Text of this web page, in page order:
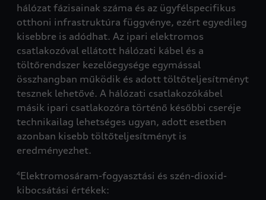
hálózat fázisainak száma és az ügyfélspecifikus
otthoni infrastruktúra függvénye, ezért egyedileg
kisebbre is adódhat. Az ipari elektromos
csatlakozóval ellátott hálózati kábel és a
töltőrendszer kezelőegysége egymással
összhangban működik és adott töltőteljesítményt
tesznek lehetővé. A hálózati csatlakozókábel
másik ipari csatlakozóra történő későbbi cseréje
technikailag lehetséges ugyan, adott esetben
azonban kisebb töltőteljesítményt is
eredményezhet.
4Elektromosáram-fogyasztási és szén-dioxid-
kibocsátási értékek: